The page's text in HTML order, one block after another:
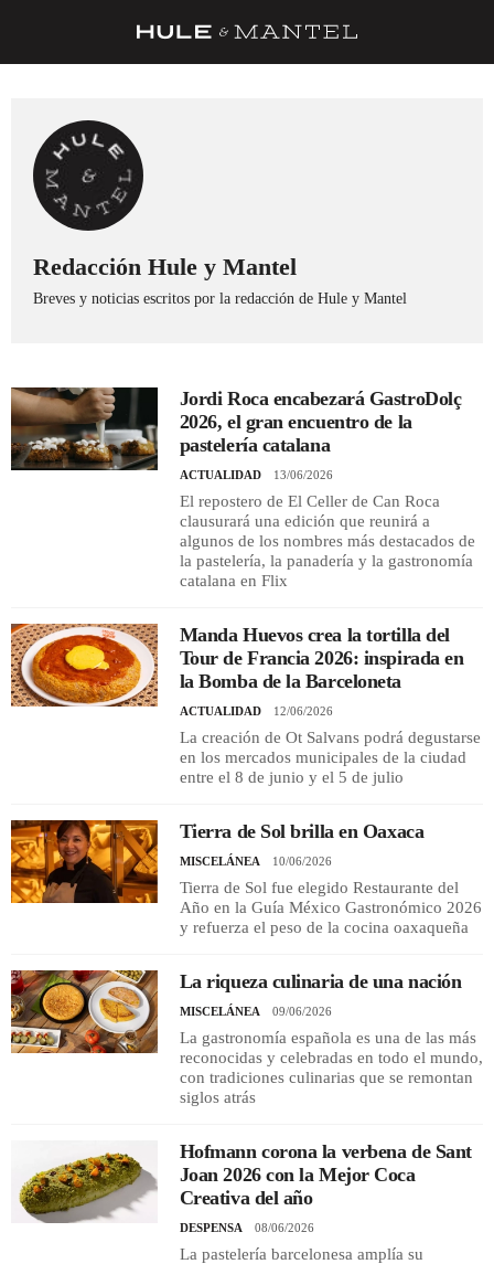
TRUCOS
DESPENSA
BARRAS Y ESTRELLAS
DÓNDE COMER
ÍDOLOS DE MESAS
TRADICIÓN
MENÚ DEL DÍA
A CUCHILLO
REGISTRO
Redacción Hule y Mantel
Breves y noticias escritos por la redacción de Hule y Mantel
Jordi Roca encabezará GastroDolç
2026, el gran encuentro de la
pastelería catalana
ACTUALIDAD 13/06/2026
El repostero de El Celler de Can Roca
clausurará una edición que reunirá a
algunos de los nombres más destacados de
la pastelería, la panadería y la gastronomía
catalana en Flix
Manda Huevos crea la tortilla del
Tour de Francia 2026: inspirada en
la Bomba de la Barceloneta
ACTUALIDAD 12/06/2026
La creación de Ot Salvans podrá degustarse
en los mercados municipales de la ciudad
entre el 8 de junio y el 5 de julio
Tierra de Sol brilla en Oaxaca
MISCELÁNEA 10/06/2026
Tierra de Sol fue elegido Restaurante del
Año en la Guía México Gastronómico 2026
y refuerza el peso de la cocina oaxaqueña
La riqueza culinaria de una nación
MISCELÁNEA 09/06/2026
La gastronomía española es una de las más
reconocidas y celebradas en todo el mundo,
con tradiciones culinarias que se remontan
siglos atrás
Hofmann corona la verbena de Sant
Joan 2026 con la Mejor Coca
Creativa del año
DESPENSA 08/06/2026
La pastelería barcelonesa amplía su